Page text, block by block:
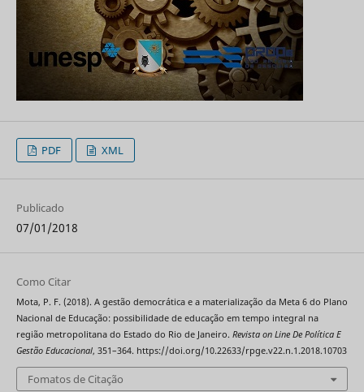
PDF XML
Publicado
07/01/2018
Como Citar
Mota, P. F. (2018). A gestão democrática e a materialização da Meta 6 do Plano
Nacional de Educação: possibilidade de educação em tempo integral na
região metropolitana do Estado do Rio de Janeiro. Revista on Line De Política E
Gestão Educacional, 351–364. https://doi.org/10.22633/rpge.v22.n.1.2018.10703
Fomatos de Citação